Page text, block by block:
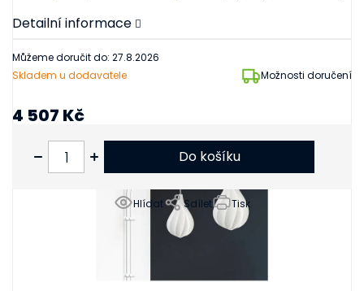
Skladem u dodavatele Možnosti doručení
Můžeme doručit do: 27.8.2026
Detailní informace
Tisk
Hlídat Sdílet
4 507 Kč
Do košíku